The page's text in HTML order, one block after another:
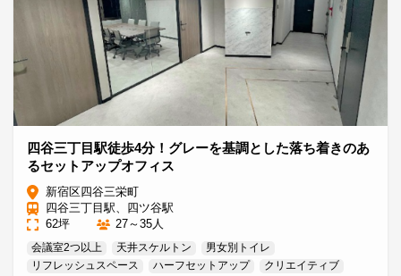
四谷三丁目駅徒歩4分！グレーを基調とした落ち着きのあ
るセットアップオフィス
新宿区四谷三栄町
四谷三丁目駅、四ツ谷駅
62坪
27～35人
会議室2つ以上 天井スケルトン
男女別トイレ
リフレッシュスペース
ハーフセットアップ
クリエイティブ